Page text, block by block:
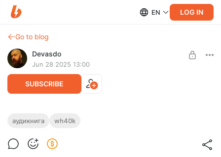
EN LOG IN
Go to blog
Devasdo
Jun 28 2025 13:00
SUBSCRIBE
Дэвид Аннандейл - "Пролог к Никее"
Золотой Трон Императора — самый известный трон на
Терре.
аудикнига wh40k